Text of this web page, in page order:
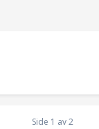
Side 1 av 2